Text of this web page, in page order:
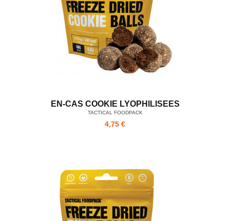
EN-CAS COOKIE LYOPHILISEES
TACTICAL FOODPACK
4,75 €